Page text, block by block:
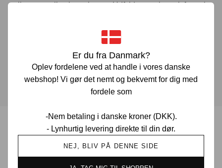
Er du fra Danmark?
Oplev fordelene ved at handle i vores danske
webshop! Vi gør det nemt og bekvemt for dig med
fordele som
-Nem betaling i danske kroner (DKK).
- Lynhurtig levering direkte til din dør.
NEJ, BLIV PÅ DENNE SIDE
velkommen til at kontakte os. Udfyld vores kontaktformular
muligt.
KONTAKT OS
Prisgaranti i Danmark